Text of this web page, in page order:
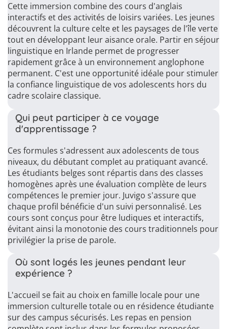
Cette immersion combine des cours d'anglais
interactifs et des activités de loisirs variées. Les jeunes
découvrent la culture celte et les paysages de l'île verte
tout en développant leur aisance orale. Partir en séjour
linguistique en Irlande permet de progresser
rapidement grâce à un environnement anglophone
permanent. C'est une opportunité idéale pour stimuler
la confiance linguistique de vos adolescents hors du
cadre scolaire classique.
Qui peut participer à ce voyage
d'apprentissage ?
Ces formules s'adressent aux adolescents de tous
niveaux, du débutant complet au pratiquant avancé.
Les étudiants belges sont répartis dans des classes
homogènes après une évaluation complète de leurs
compétences le premier jour. Juvigo s'assure que
chaque profil bénéficie d'un suivi personnalisé. Les
cours sont conçus pour être ludiques et interactifs,
évitant ainsi la monotonie des cours traditionnels pour
privilégier la prise de parole.
Où sont logés les jeunes pendant leur
expérience ?
L'accueil se fait au choix en famille locale pour une
immersion culturelle totale ou en résidence étudiante
sur des campus sécurisés. Les repas en pension